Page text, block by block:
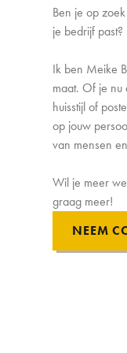
Ben je op
je bedrijf past?
Ik ben Meike
maat. Of je nu
huisstijl of
op jouw
van mensen
Wil je meer
graag meer!
NEEM